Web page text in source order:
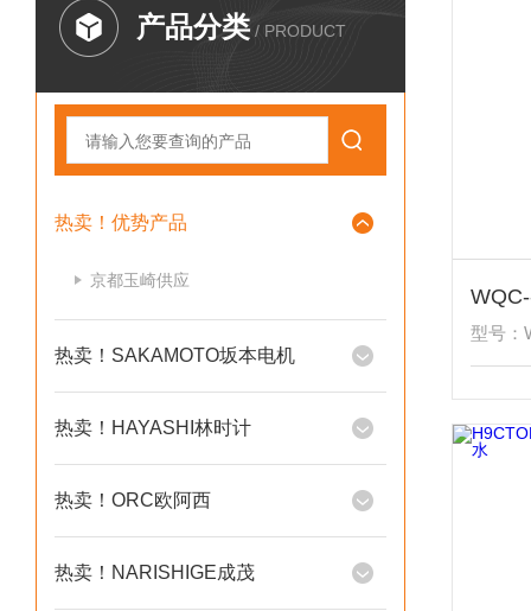
产品分类 / PRODUCT
热卖！优势产品
京都玉崎供应
热卖！SAKAMOTO坂本电机
热卖！HAYASHI林时计
热卖！ORC欧阿西
热卖！NARISHIGE成茂
型号：